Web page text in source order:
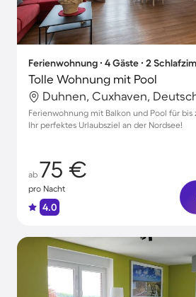
Ferienwohnung ∙ 4 Gäste ∙ 2
Tolle Wohnung mit Pool
Duhnen, Cuxhaven,
Ferienwohnung mit Balkon und Pool für bis
Ihr perfektes Urlaubsziel an der Nordsee!
ab 75 €
pro Nacht
4.0